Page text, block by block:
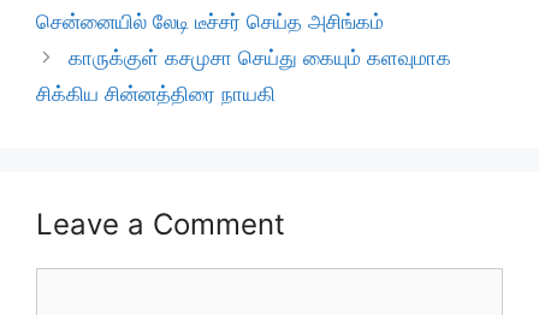
சென்னையில் லேடி டீச்சர் செய்த அசிங்கம்
காருக்குள் கசமுசா செய்து கையும் களவுமாக
சிக்கிய சின்னத்திரை நாயகி
Leave a Comment